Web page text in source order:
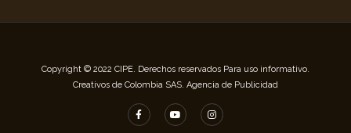
Copyright © 2022 CIPE. Derechos reservados Para uso informativo.
Creativos de Colombia SAS. Agencia de Publicidad